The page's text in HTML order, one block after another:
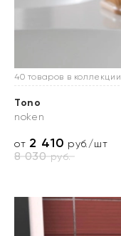
40 товаров в коллекции
Tono
noken
от 2 410 руб./шт
8 030руб.